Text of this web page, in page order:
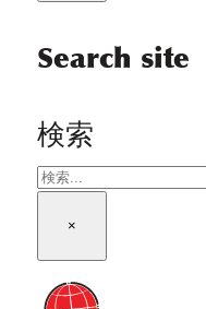
Search site
検索
×